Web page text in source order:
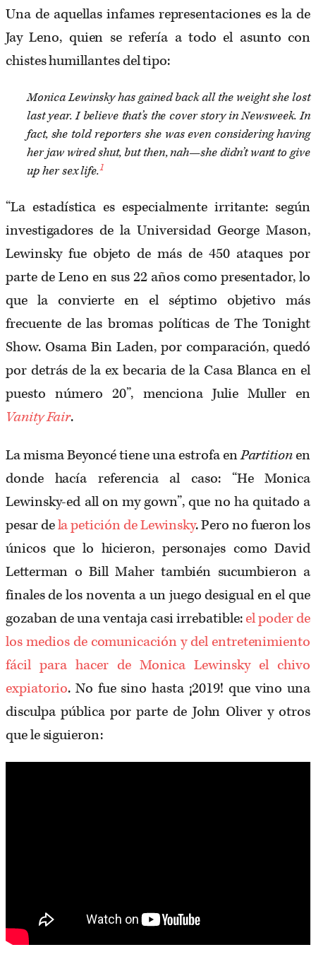
Una de aquellas infames representaciones es la de
Jay Leno, quien se refería a todo el asunto con
chistes humillantes del tipo:
Monica Lewinsky has gained back all the weight she lost
last year. I believe that’s the cover story in Newsweek. In
fact, she told reporters she was even considering having
her jaw wired shut, but then, nah—she didn’t want to give
up her sex life.1
“La estadística es especialmente irritante: según
investigadores de la Universidad George Mason,
Lewinsky fue objeto de más de 450 ataques por
parte de Leno en sus 22 años como presentador, lo
que la convierte en el séptimo objetivo más
frecuente de las bromas políticas de The Tonight
Show. Osama Bin Laden, por comparación, quedó
por detrás de la ex becaria de la Casa Blanca en el
puesto número 20”, menciona Julie Muller en
Vanity Fair.
La misma Beyoncé tiene una estrofa enPartitionen
donde hacía referencia al caso: “He Monica
Lewinsky-ed all on my gown”, que no ha quitado a
pesar dela petición de Lewinsky. Pero no fueron los
únicos que lo hicieron, personajes como David
Letterman o Bill Maher también sucumbieron a
finales de los noventa a un juego desigual en el que
gozaban de una ventaja casi irrebatible:el poder de
los medios de comunicación y del entretenimiento
fácil para hacer de Monica Lewinsky el chivo
expiatorio. No fue sino hasta ¡2019! que vino una
disculpa pública por parte de John Oliver y otros
que le siguieron: